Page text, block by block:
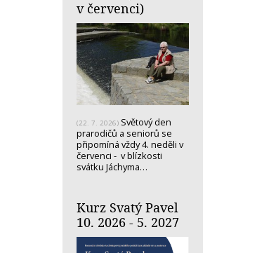
v červenci)
(22. 7. 2026) Světový den
prarodičů a seniorů se
připomíná vždy 4. neděli v
červenci - v blízkosti
svátku Jáchyma…
Kurz Svatý Pavel
10. 2026 - 5. 2027